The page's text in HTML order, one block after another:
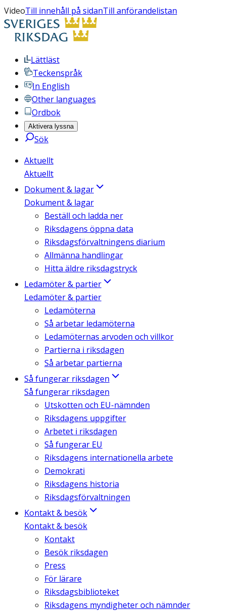
VideoTill innehåll på sidanTill anförandelistan
Lättläst
Teckenspråk
In English
Other languages
Ordbok
Aktivera lyssna
Sök
Aktuellt
Aktuellt
Dokument & lagar
Dokument & lagar
Beställ och ladda ner
Riksdagens öppna data
Riksdagsförvaltningens diarium
Allmänna handlingar
Hitta äldre riksdagstryck
Ledamöter & partier
Ledamöter & partier
Ledamöterna
Så arbetar ledamöterna
Ledamöternas arvoden och villkor
Partierna i riksdagen
Så arbetar partierna
Så fungerar riksdagen
Så fungerar riksdagen
Utskotten och EU-nämnden
Riksdagens uppgifter
Arbetet i riksdagen
Så fungerar EU
Riksdagens internationella arbete
Demokrati
Riksdagens historia
Riksdagsförvaltningen
Kontakt & besök
Kontakt & besök
Kontakt
Besök riksdagen
Press
För lärare
Riksdagsbiblioteket
Riksdagens myndigheter och nämnder